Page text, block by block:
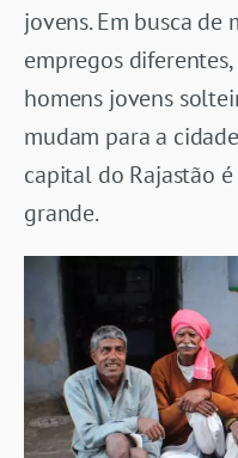
jovens. Em busca
empregos
homens jovens
mudam para a
capital do Rajastão
grande.